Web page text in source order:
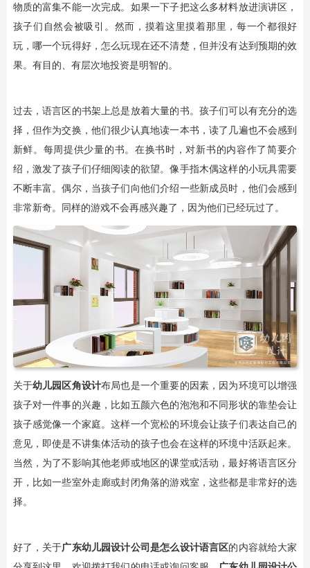
物质的富集不能一次完成。如果一下子把这么多材料放进演讲区，
孩子们自然会被吸引。然而，摸着这里摸着那里，每一个都很好
玩，哪一个玩得好，怎么玩现在还不清楚，但并没有达到预期的效
果。有目的、有层次地投资是明智的。
过去，语言区的书架上总是放着大量的书。孩子们可以有充分的选
择，但作为交换，他们很少认真地读一本书，读了几遍也不会感到
新鲜。每周提供少量的书。在换书时，对新书的内容作了简要介
绍，激发了孩子们仔细阅读的欲望。像手指木偶这样的小玩具需要
不断丰富。偶尔，当孩子们向他们介绍一些新成员时，他们会感到
非常新奇。同样的游戏不会再感兴趣了，因为他们已经玩过了。
关于幼儿园区角设计布局也是一个重要的因素，因为环境可以增强
孩子对一件事的兴趣，比如五颜六色的泡泡和不同形状的靠垫会让
孩子感觉像一个家庭。这样一个宽松的环境会让孩子们表达自己的
意见，即使是不讲集体活动的孩子也会在这样的环境中活跃起来。
当然，为了不影响其他老师或地区的课堂或活动，最好将语言区分
开，比如一些室外走廊或封闭角落的游戏室，这些都是非常好的选
择。
好了，关于广东幼儿园设计公司是怎么设计语言区的内容就给大家